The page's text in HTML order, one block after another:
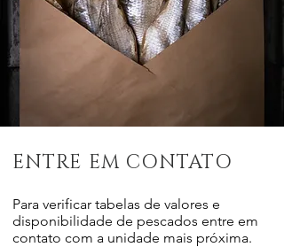
ENTRE EM CONTATO
Para verificar tabelas de valores e
disponibilidade de pescados entre em
contato com a unidade mais próxima.